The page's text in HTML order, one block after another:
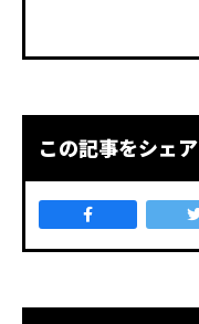
この記事をシェア